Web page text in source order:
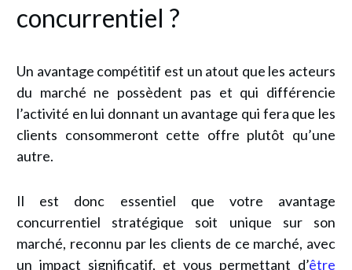
concurrentiel ?
Un avantage compétitif est un atout que les acteurs
du marché ne possèdent pas et qui différencie
l’activité en lui donnant un avantage qui fera que les
clients consommeront cette offre plutôt qu’une
autre.
Il est donc essentiel que votre avantage
concurrentiel stratégique soit unique sur son
marché, reconnu par les clients de ce marché, avec
un impact significatif, et vous permettant d’être